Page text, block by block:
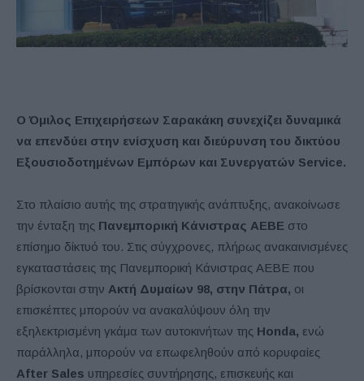
Ο Όμιλος Επιχειρήσεων Σαρακάκη συνεχίζει δυναμικά
να επενδύει στην ενίσχυση και διεύρυνση του δικτύου
Εξουσιοδοτημένων Εμπόρων και Συνεργατών Service.
Στο πλαίσιο αυτής της στρατηγικής ανάπτυξης, ανακοίνωσε
την ένταξη της Πανεμπορική Κάνιστρας ΑΕΒΕ στο
επίσημο δίκτυό του. Στις σύγχρονες, πλήρως ανακαινισμένες
εγκαταστάσεις της Πανεμπορική Κάνιστρας ΑΕΒΕ που
βρίσκονται στην Ακτή Δυμαίων 98, στην Πάτρα, οι
επισκέπτες μπορούν να ανακαλύψουν όλη την
εξηλεκτρισμένη γκάμα των αυτοκινήτων της Honda, ενώ
παράλληλα, μπορούν να επωφεληθούν από κορυφαίες
After Sales υπηρεσίες συντήρησης, επισκευής και